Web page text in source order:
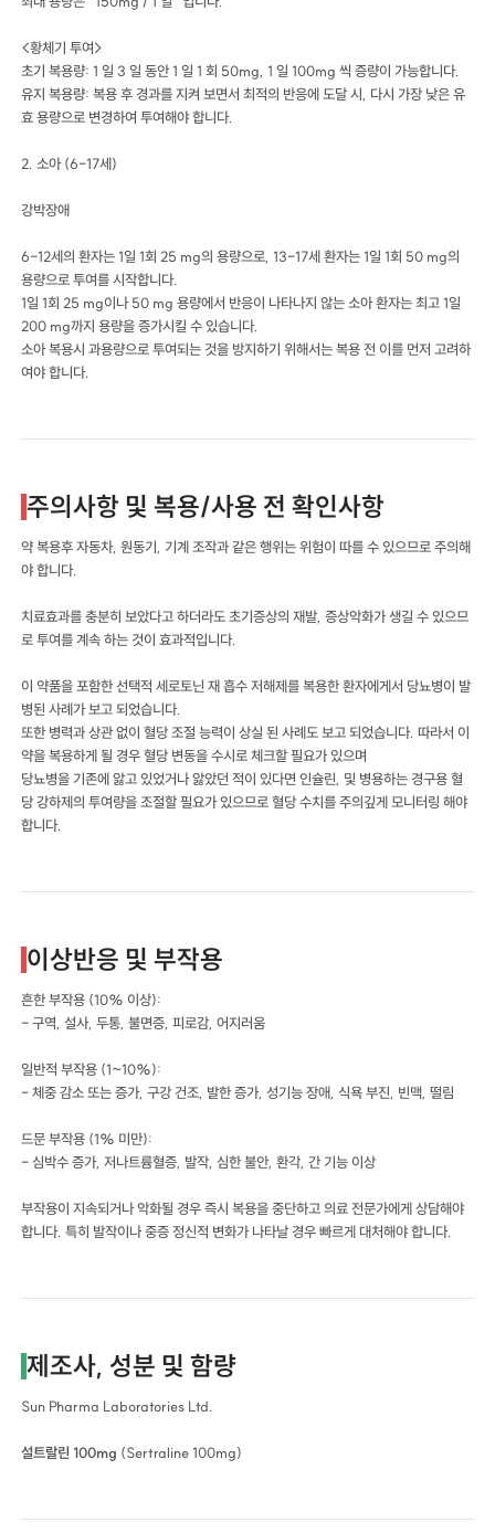
<황체기 투여>
초기 복용량: 1 일 3 일 동안 1 일 1 회 50mg, 1 일 100mg 씩 증량이 가능합니다.
유지 복용량: 복용 후 경과를 지켜 보면서 최적의 반응에 도달 시, 다시 가장 낮은 유
효 용량으로 변경하여 투여해야 합니다.
2. 소아 (6-17세)
강박장애
6-12세의 환자는 1일 1회 25 mg의 용량으로, 13-17세 환자는 1일 1회 50 mg의
용량으로 투여를 시작합니다.
1일 1회 25 mg이나 50 mg 용량에서 반응이 나타나지 않는 소아 환자는 최고 1일
200 mg까지 용량을 증가시킬 수 있습니다.
소아 복용시 과용량으로 투여되는 것을 방지하기 위해서는 복용 전 이를 먼저 고려하
여야 합니다.
주의사항 및 복용/사용 전 확인사항
약 복용후 자동차, 원동기, 기계 조작과 같은 행위는 위험이 따를 수 있으므로 주의해
야 합니다.
치료효과를 충분히 보았다고 하더라도 초기증상의 재발, 증상악화가 생길 수 있으므
로 투여를 계속 하는 것이 효과적입니다.
이 약품을 포함한 선택적 세로토닌 재 흡수 저해제를 복용한 환자에게서 당뇨병이 발
병된 사례가 보고 되었습니다.
또한 병력과 상관 없이 혈당 조절 능력이 상실 된 사례도 보고 되었습니다. 따라서 이
약을 복용하게 될 경우 혈당 변동을 수시로 체크할 필요가 있으며
당뇨병을 기존에 앓고 있었거나 앓았던 적이 있다면 인슐린, 및 병용하는 경구용 혈
당 강하제의 투여량을 조절할 필요가 있으므로 혈당 수치를 주의깊게 모니터링 해야
합니다.
이상반응 및 부작용
흔한 부작용 (10% 이상):
- 구역, 설사, 두통, 불면증, 피로감, 어지러움
일반적 부작용 (1~10%):
- 체중 감소 또는 증가, 구강 건조, 발한 증가, 성기능 장애, 식욕 부진, 빈맥, 떨림
드문 부작용 (1% 미만):
- 심박수 증가, 저나트륨혈증, 발작, 심한 불안, 환각, 간 기능 이상
부작용이 지속되거나 악화될 경우 즉시 복용을 중단하고 의료 전문가에게 상담해야
합니다. 특히 발작이나 중증 정신적 변화가 나타날 경우 빠르게 대처해야 합니다.
제조사, 성분 및 함량
Sun Pharma Laboratories Ltd.
설트랄린 100mg (Sertraline 100mg)